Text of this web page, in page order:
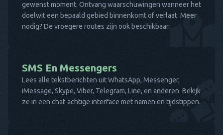
gewenst moment. Ontvang waarschuwingen wanneer het
doelwit een bepaald gebied binnenkomt of verlaat. Meer
nodig? De vroegere routes zijn ook beschikbaar.
SMS En Messengers
Lees alle tekstberichten uit WhatsApp, Messenger,
iMessage, Skype, Viber, Telegram, Line, en anderen. Bekijk
ze in een chat-achtige interface met namen en tijdstippen.